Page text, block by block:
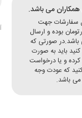
می باشد.
سفارشات جهت
شهرستان 400 هزارتومان بوده و ارسال
باشد.در صورتی که
باید به صورت
و یا درخواست
که عودت وجه